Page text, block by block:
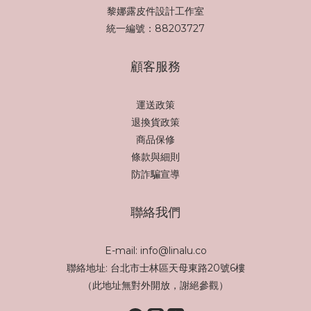
黎娜露皮件設計工作室
統一編號：88203727
顧客服務
運送政策
退換貨政策
商品保修
條款與細則
防詐騙宣導
聯絡我們
E-mail: info@linalu.co
聯絡地址: 台北市士林區天母東路20號6樓
（此地址無對外開放，謝絕參觀）